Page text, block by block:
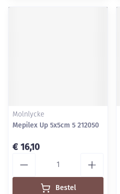
Molnlycke
Mepilex Up 5x5cm 5 212050
€ 16,10
Bestel